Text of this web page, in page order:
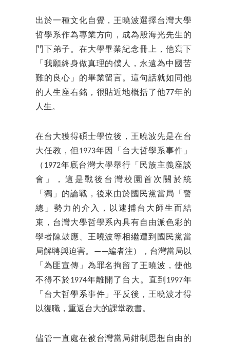
出於一種文化自覺，王曉波選擇台灣大學
哲學系作為專業方向，成為殷海光先生的
門下弟子。在大學畢業紀念冊上，他寫下
「我願終身做真理的僕人，永遠為中國苦
難的良心」的畢業留言。這句話就如同他
的人生座右銘，很貼近地概括了他77年的
人生。
在台大獲得碩士學位後，王曉波先是在台
大任教，但1973年因「台大哲學系事件」
（1972年底台灣大學舉行「民族主義座談
會」，這是戰後台灣校園首次關於統
「獨」的論戰，後來由於國民黨當局「警
總」勢力的介入，以逮捕台大師生而結
束，台灣大學哲學系內具有自由派色彩的
學者陳鼓應、王曉波等相繼遭到國民黨當
局解聘與迫害。——編者注），台灣當局以
「為匪宣傳」為罪名拘留了王曉波，使他
不得不於1974年離開了台大。直到1997年
「台大哲學系事件」平反後，王曉波才得
以復職，重返台大的課堂教書。
儘管一直處在被台灣當局鉗制思想自由的